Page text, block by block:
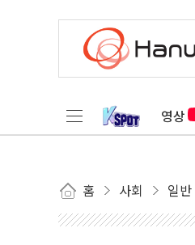
영상
홈 사회 일반